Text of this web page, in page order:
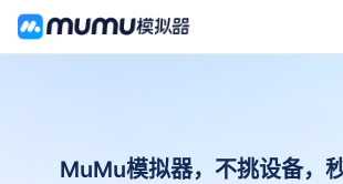
MuMu模拟器，不挑设备，秒